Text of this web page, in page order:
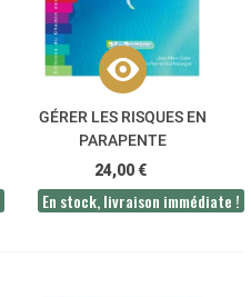
GÉRER LES RISQUES EN
PARAPENTE
24,00 €
En stock, livraison immédiate !